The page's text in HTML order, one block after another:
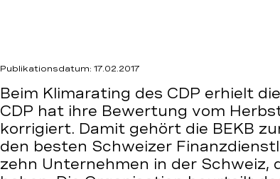
Publikationsdatum: 17.02.2017
Beim Klimarating des CDP erhielt
CDP hat ihre Bewertung vom
korrigiert. Damit gehört die BEKB
den besten Schweizer
zehn Unternehmen in der Schweiz,